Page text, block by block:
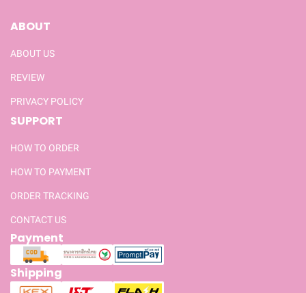
ABOUT
ABOUT US
REVIEW
PRIVACY POLICY
SUPPORT
HOW TO ORDER
HOW TO PAYMENT
ORDER TRACKING
CONTACT US
Payment
Shipping